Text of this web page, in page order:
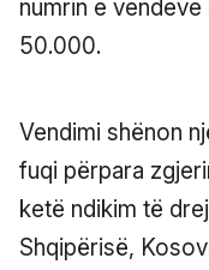
numrin e
50.000.
Vendimi shënon
fuqi përpara
ketë ndikim të
Shqipërisë,